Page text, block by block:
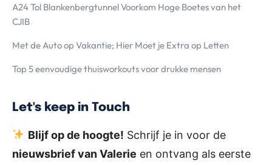
A24 Tol Blankenbergtunnel Voorkom Hoge Boetes van het
CJIB
Met de Auto op Vakantie; Hier Moet je Extra op Letten
Top 5 eenvoudige thuisworkouts voor drukke mensen
Let's keep in Touch
Blijf op de hoogte! Schrijf je in voor de
nieuwsbrief van Valerie en ontvang als eerste